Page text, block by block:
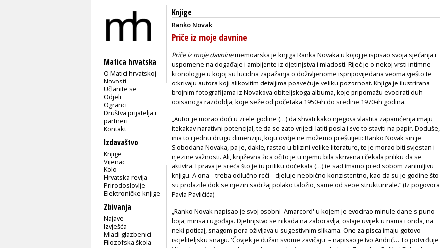
Matica hrvatska
O Matici hrvatskoj
Novosti
Učlanite se
Odjeli
Ogranci
Društva prijatelja i
partneri
Kontakt
Izdavaštvo
Knjige
Vijenac
Kolo
Hrvatska revija
Prirodoslovlje
Elektroničke knjige
Zbivanja
Najave
Izvješća
Mladi glazbenici
Filozofska škola
Knjige
Ranko Novak
Priče iz moje davnine
Priče iz moje davninememoarska je knjiga Ranka Novaka u kojoj je ispisao svoja sjećanja i
uspomene na događaje i ambijente iz djetinjstva i mladosti. Riječ je o nekoj vrsti intimne
kronologije u kojoj su lucidna zapažanja o doživljenome ispripovijedana veoma vješto te
otkrivaju autora koji slikovitim detaljima posvećuje veliku pozornost. Knjiga je ilustrirana
brojnim fotografijama iz Novakova obiteljskoga albuma, koje pripomažu evocirati duh
opisanoga razdoblja, koje seže od početaka 1950-ih do sredine 1970-ih godina.
„Autor je morao doći u zrele godine (…) da shvati kako njegova vlastita zapamćenja imaju
itekakav narativni potencijal, te da se zato vrijedi latiti posla i sve to staviti na papir. Doduše,
ima to i jednu drugu dimenziju, koju ovdje ne možemo prešutjeti: Ranko Novak sin je
Slobodana Novaka, pa je, dakle, rastao u blizini velike literature, te je morao biti svjestan i
njezine važnosti. Ali, književna žica očito je u njemu bila skrivena i čekala priliku da se
aktivira. I prava je sreća što je tu priliku dočekala (…) te sad imamo pred sobom zanimljivu
knjigu. A ona – treba odlučno reći – djeluje neobično konzistentno, kao da su je godine što
su prolazile dok se njezin sadržaj polako taložio, same od sebe strukturirale.“ (Iz pogovora
Pavla Pavličića)
„Ranko Novak napisao je svoj osobni 'Amarcord' u kojem je evocirao minule dane s puno
boja, mirisa i ugođaja. Djetinjstvo se nikada na zaboravlja, ostaje uvijek u nama i onda, na
neki poticaj, snagom pera oživljava u sugestivnim slikama. One za pisca imaju gotovo
iscjeliteljsku snagu. 'Čovjek je dužan svome zavičaju' – napisao je Ivo Andrić… To potvrđuje